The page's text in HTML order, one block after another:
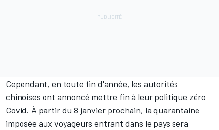
Cependant, en toute fin d'année, les autorités
chinoises ont annoncé mettre fin à leur politique zéro
Covid. À partir du 8 janvier prochain, la quarantaine
imposée aux voyageurs entrant dans le pays sera